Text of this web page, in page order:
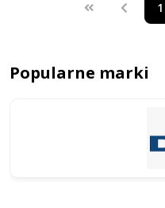
1
Popularne marki